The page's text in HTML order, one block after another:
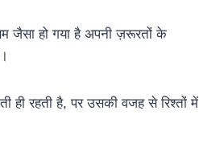
जैसा हो गया है अपनी ज़रूरतों के
ही रहती है, पर उसकी वजह से रिश्तों में